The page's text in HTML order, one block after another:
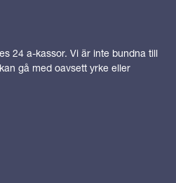
24 a-kassor. Vi är inte bundna till
gå med oavsett yrke eller